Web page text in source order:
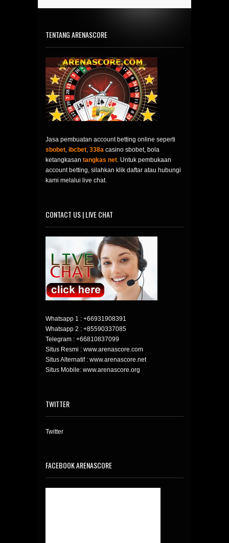
TENTANG ARENASCORE
Jasa pembuatan account betting online seperti
sbobet, ibcbet, 338a casino sbobet, bola
ketangkasan tangkas net. Untuk pembukaan
account betting, silahkan klik daftar atau hubungi
kami melalui live chat.
CONTACT US | LIVE CHAT
Whatsapp 1 : +66931908391
Whatsapp 2 : +85590337085
Telegram : +66810837099
Situs Resmi : www.arenascore.com
Situs Alternatif : www.arenascore.net
Situs Mobile: www.arenascore.org
TWITTER
Twitter
FACEBOOK ARENASCORE